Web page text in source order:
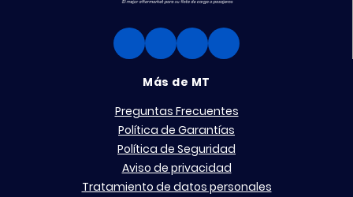
Más de MT
Preguntas Frecuentes
Política de Garantías
Política de Seguridad
Aviso de privacidad
Tratamiento de datos personales